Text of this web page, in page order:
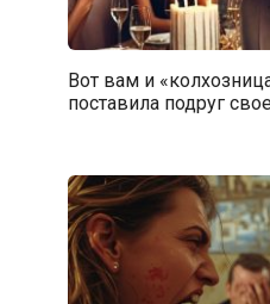
Вот вам и
поставила подруг